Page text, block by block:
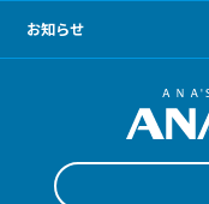
お知らせ